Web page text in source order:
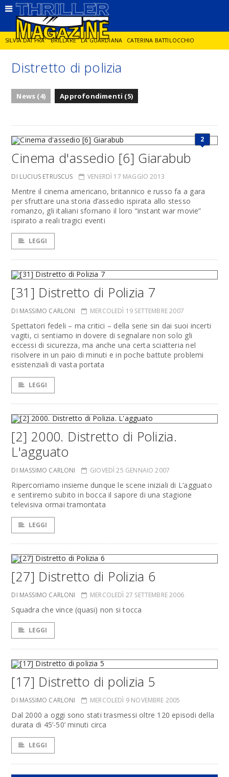
SILVIA DAI PRA' BRILLARE LA GUARDIANA CATERINA BATTILOCCHIO
JORGE DIAZ LA SPIA DELITTO IN CORNICE
Distretto di polizia
News (4) Approfondimenti (5)
2
Cinema d'assedio [6] Giarabub
DI LUCIUS ETRUSCUS VENERDÌ 17 MAGGIO 2013
Mentre il cinema americano, britannico e russo fa a gara
per sfruttare una storia d’assedio ispirata allo stesso
romanzo, gli italiani sfornano il loro “instant war movie”
ispirato a reali tragici eventi
LEGGI
[31] Distretto di Polizia 7
DI MASSIMO CARLONI MERCOLEDÌ 19 SETTEMBRE 2007
Spettatori fedeli – ma critici – della serie sin dai suoi incerti
vagiti, ci sentiamo in dovere di segnalare non solo gli
eccessi di sicurezza, ma anche una certa sciatteria nel
risolvere in un paio di minuti e in poche battute problemi
esistenziali di vasta portata
LEGGI
[2] 2000. Distretto di Polizia.
L'agguato
DI MASSIMO CARLONI GIOVEDÌ 25 GENNAIO 2007
Ripercorriamo insieme dunque le scene iniziali di L’agguato
e sentiremo subito in bocca il sapore di una stagione
televisiva ormai tramontata
LEGGI
[27] Distretto di Polizia 6
DI MASSIMO CARLONI MERCOLEDÌ 27 SETTEMBRE 2006
Squadra che vince (quasi) non si tocca
LEGGI
[17] Distretto di polizia 5
DI MASSIMO CARLONI MERCOLEDÌ 9 NOVEMBRE 2005
Dal 2000 a oggi sono stati trasmessi oltre 120 episodi della
durata di 45’-50’ minuti circa
LEGGI